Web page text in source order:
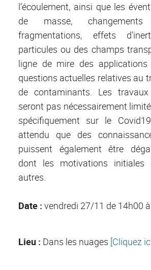
l’écoulement, ainsi que les
de masse,
fragmentations, effets
particules ou des champs
ligne de mire des applications
questions actuelles relatives au
de contaminants. Les
seront pas nécessairement
spécifiquement sur le
attendu que des
puissent également être
dont les motivations initiales
autres.
Date : vendredi 27/11 de 14h00
Lieu : Dans les nuages [Cliquez